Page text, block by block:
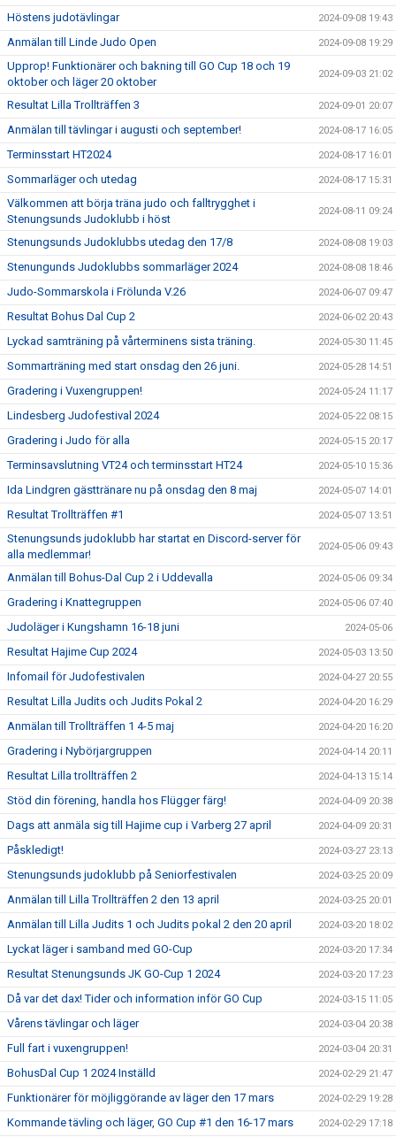
Höstens judotävlingar 2024-09-08 19:43
Anmälan till Linde Judo Open 2024-09-08 19:29
Upprop! Funktionärer och bakning till GO Cup 18 och 19
oktober och läger 20 oktober
2024-09-03 21:02
Resultat Lilla Trollträffen 3 2024-09-01 20:07
Anmälan till tävlingar i augusti och september! 2024-08-17 16:05
Terminsstart HT2024 2024-08-17 16:01
Sommarläger och utedag 2024-08-17 15:31
Välkommen att börja träna judo och falltrygghet i
Stenungsunds Judoklubb i höst
2024-08-11 09:24
Stenungsunds Judoklubbs utedag den 17/8 2024-08-08 19:03
Stenungunds Judoklubbs sommarläger 2024 2024-08-08 18:46
Judo-Sommarskola i Frölunda V.26 2024-06-07 09:47
Resultat Bohus Dal Cup 2 2024-06-02 20:43
Lyckad samträning på vårterminens sista träning. 2024-05-30 11:45
Sommarträning med start onsdag den 26 juni. 2024-05-28 14:51
Gradering i Vuxengruppen! 2024-05-24 11:17
Lindesberg Judofestival 2024 2024-05-22 08:15
Gradering i Judo för alla 2024-05-15 20:17
Terminsavslutning VT24 och terminsstart HT24 2024-05-10 15:36
Ida Lindgren gästtränare nu på onsdag den 8 maj 2024-05-07 14:01
Resultat Trollträffen #1 2024-05-07 13:51
Stenungsunds judoklubb har startat en Discord-server för
alla medlemmar!
2024-05-06 09:43
Anmälan till Bohus-Dal Cup 2 i Uddevalla 2024-05-06 09:34
Gradering i Knattegruppen 2024-05-06 07:40
Judoläger i Kungshamn 16-18 juni 2024-05-06
Resultat Hajime Cup 2024 2024-05-03 13:50
Infomail för Judofestivalen 2024-04-27 20:55
Resultat Lilla Judits och Judits Pokal 2 2024-04-20 16:29
Anmälan till Trollträffen 1 4-5 maj 2024-04-20 16:20
Gradering i Nybörjargruppen 2024-04-14 20:11
Resultat Lilla trollträffen 2 2024-04-13 15:14
Stöd din förening, handla hos Flügger färg! 2024-04-09 20:38
Dags att anmäla sig till Hajime cup i Varberg 27 april 2024-04-09 20:31
Påskledigt! 2024-03-27 23:13
Stenungsunds judoklubb på Seniorfestivalen 2024-03-25 20:09
Anmälan till Lilla Trollträffen 2 den 13 april 2024-03-25 20:01
Anmälan till Lilla Judits 1 och Judits pokal 2 den 20 april 2024-03-20 18:02
Lyckat läger i samband med GO-Cup 2024-03-20 17:34
Resultat Stenungsunds JK GO-Cup 1 2024 2024-03-20 17:23
Då var det dax! Tider och information inför GO Cup 2024-03-15 11:05
Vårens tävlingar och läger 2024-03-04 20:38
Full fart i vuxengruppen! 2024-03-04 20:31
BohusDal Cup 1 2024 Inställd 2024-02-29 21:47
Funktionärer för möjliggörande av läger den 17 mars 2024-02-29 19:28
Kommande tävling och läger, GO Cup #1 den 16-17 mars 2024-02-29 17:18